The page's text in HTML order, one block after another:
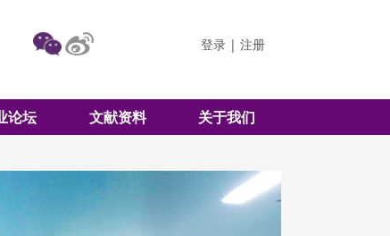
登录 | 注册
论坛 文献资料 关于我们